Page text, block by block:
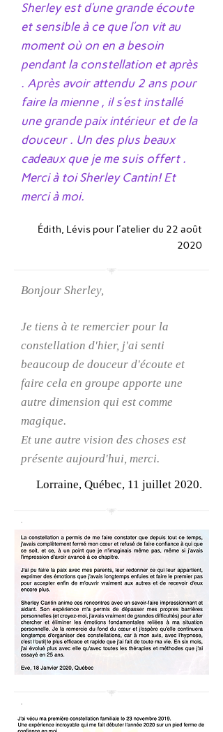
Sherley est d’une grande écoute
et sensible à ce que l’on vit au
moment où on en a besoin
pendant la constellation et après
. Après avoir attendu 2 ans pour
faire la mienne , il s’est installé
une grande paix intérieur et de la
douceur . Un des plus beaux
cadeaux que je me suis offert .
Merci à toi Sherley Cantin! Et
merci à moi.
Édith, Lévis pour l'atelier du 22 août
2020
Bonjour Sherley,
Je tiens à te remercier pour la
constellation d'hier, j'ai senti
beaucoup de douceur d'écoute et
faire cela en groupe apporte une
autre dimension qui est comme
magique.
Et une autre vision des choses est
présente aujourd'hui, merci.
Lorraine, Québec, 11 juillet 2020.